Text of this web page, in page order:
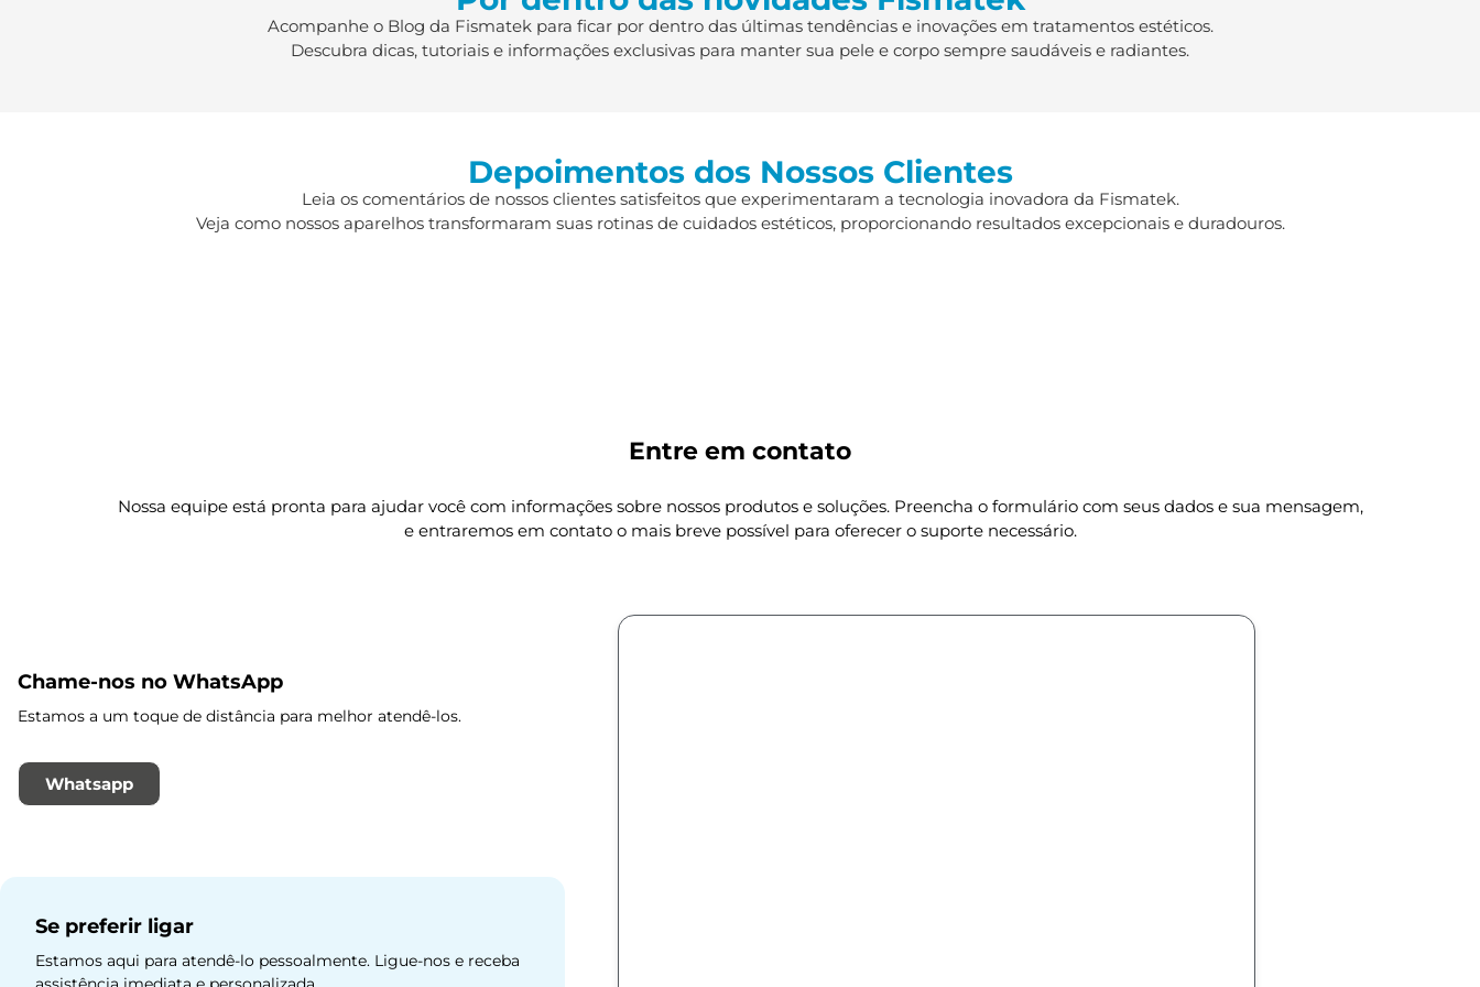
Acompanhe o Blog da Fismatek para ficar por dentro das últimas tendências e inovações em tratamentos estéticos.
Descubra dicas, tutoriais e informações exclusivas para manter sua pele e corpo sempre saudáveis e radiantes.
Depoimentos dos Nossos Clientes
Leia os comentários de nossos clientes satisfeitos que experimentaram a tecnologia inovadora da Fismatek.
Veja como nossos aparelhos transformaram suas rotinas de cuidados estéticos, proporcionando resultados excepcionais e duradouros.
Entre em contato
Nossa equipe está pronta para ajudar você com informações sobre nossos produtos e soluções. Preencha o formulário com seus dados e sua mensagem,
e entraremos em contato o mais breve possível para oferecer o suporte necessário.
Chame-nos no WhatsApp
Estamos a um toque de distância para melhor atendê-los.
Whatsapp
Se preferir ligar
Estamos aqui para atendê-lo pessoalmente. Ligue-nos e receba